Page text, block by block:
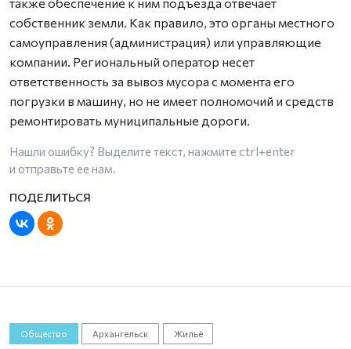
собственник земли. Как правило, это органы местного
самоуправления (администрация) или управляющие
компании. Региональный оператор несет
ответственность за вывоз мусора с момента его
погрузки в машину, но не имеет полномочий и средств
ремонтировать муниципальные дороги.
Нашли ошибку? Выделите текст, нажмите ctrl+enter
и отправьте ее нам.
Общество Архангельск Жильё